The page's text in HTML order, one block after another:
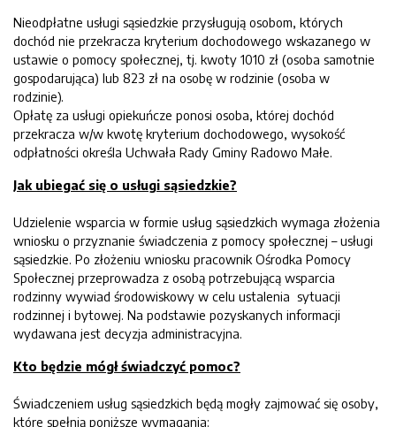
Nieodpłatne usługi sąsiedzkie przysługują osobom, których
dochód nie przekracza kryterium dochodowego wskazanego w
ustawie o pomocy społecznej, tj. kwoty 1010 zł (osoba samotnie
gospodarująca) lub 823 zł na osobę w rodzinie (osoba w
rodzinie).
Opłatę za usługi opiekuńcze ponosi osoba, której dochód
przekracza w/w kwotę kryterium dochodowego, wysokość
odpłatności określa Uchwała Rady Gminy Radowo Małe.
Jak ubiegać się o usługi sąsiedzkie?
Udzielenie wsparcia w formie usług sąsiedzkich wymaga złożenia
wniosku o przyznanie świadczenia z pomocy społecznej – usługi
sąsiedzkie. Po złożeniu wniosku pracownik Ośrodka Pomocy
Społecznej przeprowadza z osobą potrzebującą wsparcia
rodzinny wywiad środowiskowy w celu ustalenia sytuacji
rodzinnej i bytowej. Na podstawie pozyskanych informacji
wydawana jest decyzja administracyjna.
Kto będzie mógł świadczyć pomoc?
Świadczeniem usług sąsiedzkich będą mogły zajmować się osoby,
które spełnią poniższe wymagania: